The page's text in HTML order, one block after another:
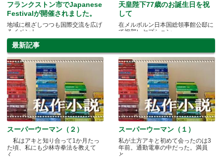
フランクストン市でJapanese
Festivalが開催されました。
地域に根ざしつつも国際交流を広げ
るイベント
天皇陛下77歳のお誕生日を祝
して
在メルボルン日本国総領事館公邸に
て祝賀レセプション
最新記事
スーパーウーマン（２）
私はアキと知り合って1か月たっ
た頃、私にも少林寺拳法を教えて
く.....
スーパーウーマン（１）
私が土方アキと初めて会ったのは3
年前。通勤電車の中だった。満員
と.....